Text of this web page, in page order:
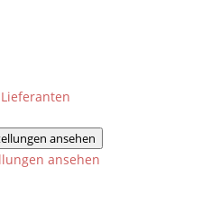
ansehen
ansehen